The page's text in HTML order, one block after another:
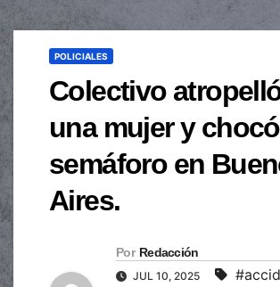
POLICIALES
Colectivo
una mujer y
semáforo en
Aires.
Por Redacción
JUL 10, 2025